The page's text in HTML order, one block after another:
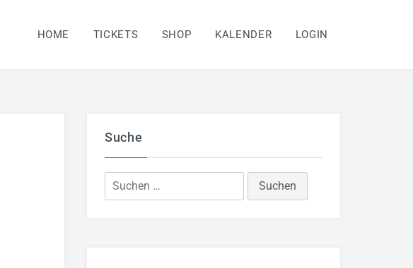
HOME TICKETS SHOP KALENDER LOGIN
Suche
Suchen
nach: